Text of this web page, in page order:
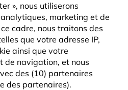
», nous utiliserons
marketing et de
cadre, nous traitons des
que votre adresse IP,
ainsi que votre
de navigation, et nous
des (10) partenaires
des partenaires).
10% DE RÉDUCTION